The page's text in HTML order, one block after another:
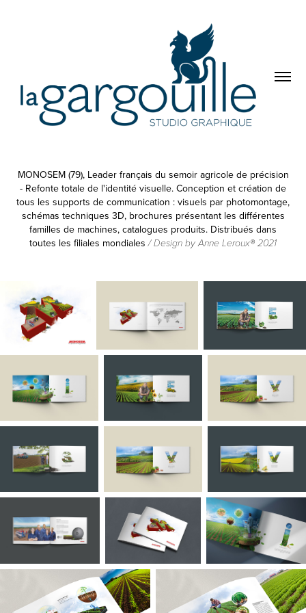
MONOSEM (79), Leader français du semoir agricole de précision
- Refonte totale de l'identité visuelle. Conception et création de
tous les supports de communication : visuels par photomontage,
schémas techniques 3D, brochures présentant les différentes
familles de machines, catalogues produits. Distribués dans
toutes les filiales mondiales / Design by Anne Leroux® 2021